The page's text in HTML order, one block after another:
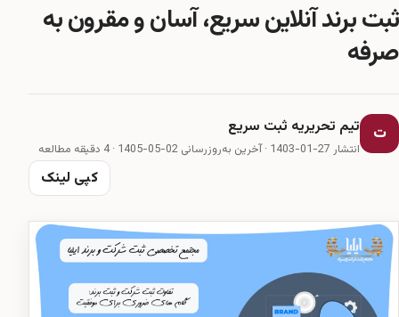
ثبت برند آنلاین سریع، آسان و مقرون به
صرفه
ت تیم تحریریه ثبت سریع
انتشار 27-01-1403 ·آخرین به‌روزرسانی 02-05-1405 · 4 دقیقه مطالعه
کپی لینک